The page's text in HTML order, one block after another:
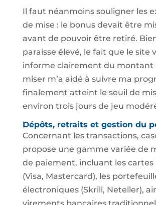
Il faut néanmoins souligner les
de mise : le bonus devait être
avant de pouvoir être retiré.
paraisse élevé, le fait que le site
informe clairement du montant
miser m’a aidé à suivre ma
finalement atteint le seuil de
environ trois jours de jeu
Dépôts, retraits et gestion du
Concernant les transactions,
propose une gamme variée de
de paiement, incluant les cartes
(Visa, Mastercard), les
électroniques (Skrill, Neteller),